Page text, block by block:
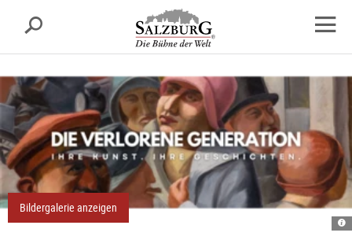
sr.skipnav.Zum
Inhalt
springen
sr.skipnav.Zum
Hauptmenü
springen
sr.skipnav.Zu
den
Kontaktinformationen
Suche
Bildergalerie anzeigen